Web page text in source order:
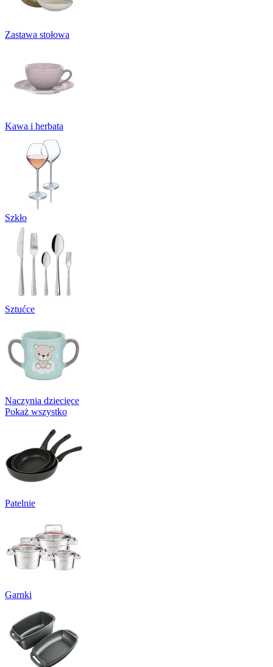
Zastawa stołowa
Kawa i herbata
Szkło
Sztućce
Naczynia dziecięce
Pokaż wszystko
Patelnie
Garnki